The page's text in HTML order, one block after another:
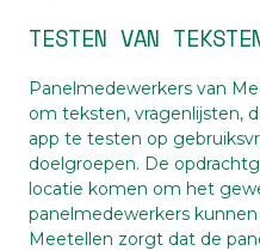
TESTEN VAN
Panelmedewerkers van
om teksten, vragenlijsten,
app te testen op
doelgroepen. De
locatie komen om het
panelmedewerkers
Meetellen zorgt dat de